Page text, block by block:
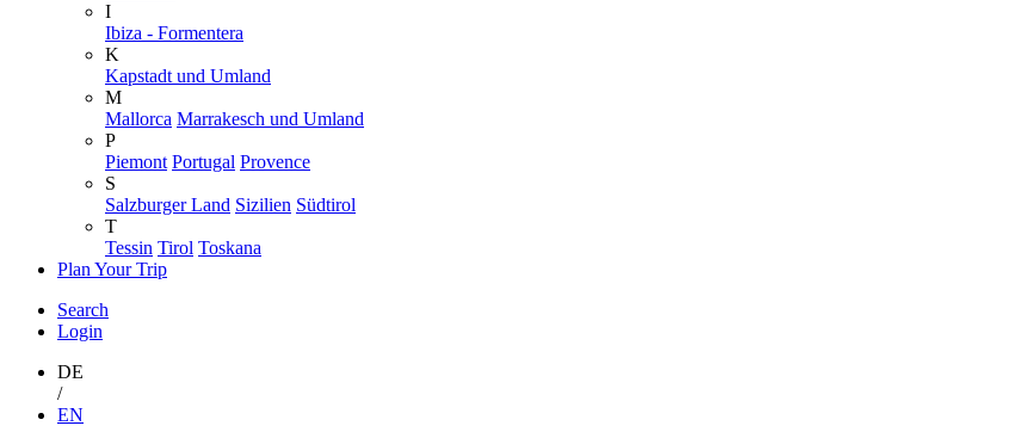
I
Ibiza - Formentera
K
Kapstadt und Umland
M
Mallorca Marrakesch und Umland
P
Piemont Portugal Provence
S
Salzburger Land Sizilien Südtirol
T
Tessin Tirol Toskana
Plan Your Trip
Search
Login
DE
/
EN